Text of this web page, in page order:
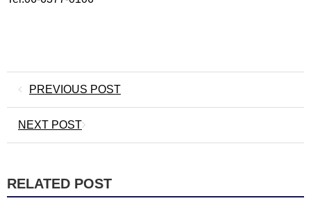
PREVIOUS POST
NEXT POST
RELATED POST